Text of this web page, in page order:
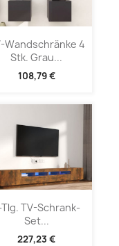
Wandschränke 4
Stk. Grau...
108,79 €
Tlg. TV-Schrank-
Set...
227,23 €